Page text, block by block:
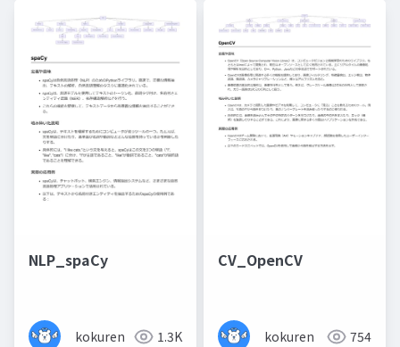
NLP_spaCy
kokuren 1.3K
CV_OpenCV
kokuren 754